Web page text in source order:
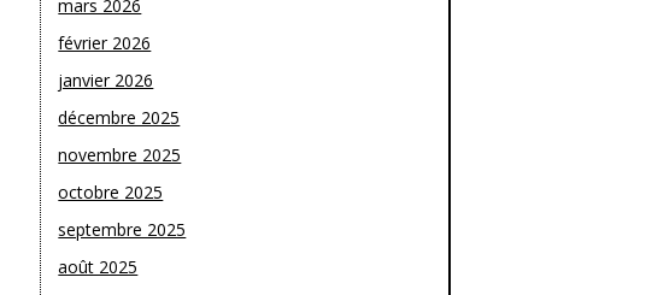
mars 2026
février 2026
janvier 2026
décembre 2025
novembre 2025
octobre 2025
septembre 2025
août 2025